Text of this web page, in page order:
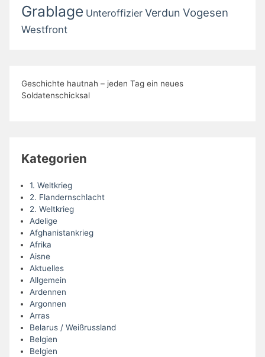
Grablage Unteroffizier Verdun Vogesen
Westfront
Geschichte hautnah – jeden Tag ein neues
Soldatenschicksal
Kategorien
1. Weltkrieg
2. Flandernschlacht
2. Weltkrieg
Adelige
Afghanistankrieg
Afrika
Aisne
Aktuelles
Allgemein
Ardennen
Argonnen
Arras
Belarus / Weißrussland
Belgien
Belgien